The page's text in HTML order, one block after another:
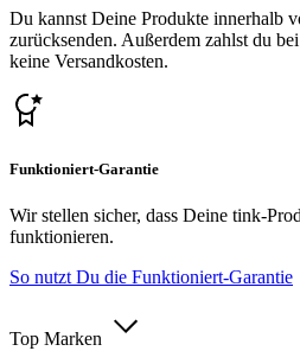
Du kannst Deine Produkte innerhalb
zurücksenden. Außerdem zahlst du
keine Versandkosten.
Funktioniert-Garantie
Wir stellen sicher, dass Deine tink-
funktionieren.
So nutzt Du die Funktioniert-Garantie
Top Marken